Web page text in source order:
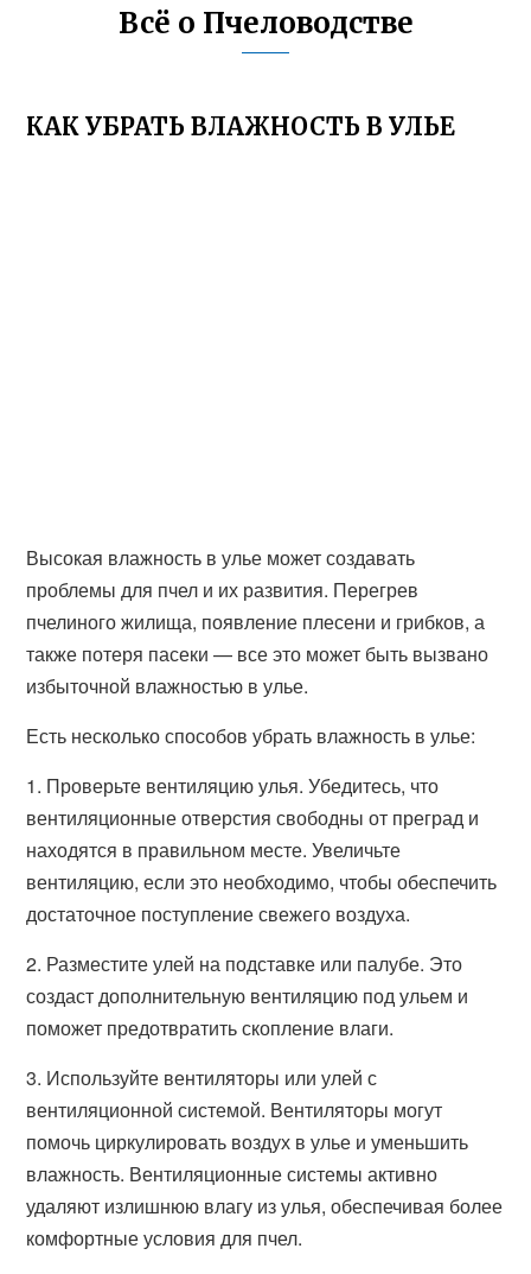
Всё о Пчеловодстве
КАК УБРАТЬ ВЛАЖНОСТЬ В УЛЬЕ
Высокая влажность в улье может создавать
проблемы для пчел и их развития. Перегрев
пчелиного жилища, появление плесени и грибков, а
также потеря пасеки — все это может быть вызвано
избыточной влажностью в улье.
Есть несколько способов убрать влажность в улье:
1. Проверьте вентиляцию улья. Убедитесь, что
вентиляционные отверстия свободны от преград и
находятся в правильном месте. Увеличьте
вентиляцию, если это необходимо, чтобы обеспечить
достаточное поступление свежего воздуха.
2. Разместите улей на подставке или палубе. Это
создаст дополнительную вентиляцию под ульем и
поможет предотвратить скопление влаги.
3. Используйте вентиляторы или улей с
вентиляционной системой. Вентиляторы могут
помочь циркулировать воздух в улье и уменьшить
влажность. Вентиляционные системы активно
удаляют излишнюю влагу из улья, обеспечивая более
комфортные условия для пчел.